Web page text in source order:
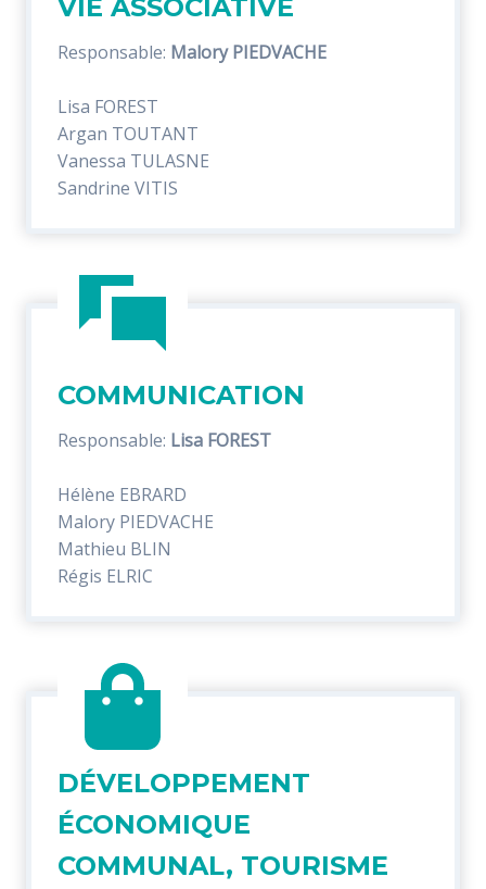
VIE ASSOCIATIVE
Responsable: Malory PIEDVACHE
Lisa FOREST
Argan TOUTANT
Vanessa TULASNE
Sandrine VITIS
COMMUNICATION
Responsable: Lisa FOREST
Hélène EBRARD
Malory PIEDVACHE
Mathieu BLIN
Régis ELRIC
DÉVELOPPEMENT
ÉCONOMIQUE
COMMUNAL, TOURISME